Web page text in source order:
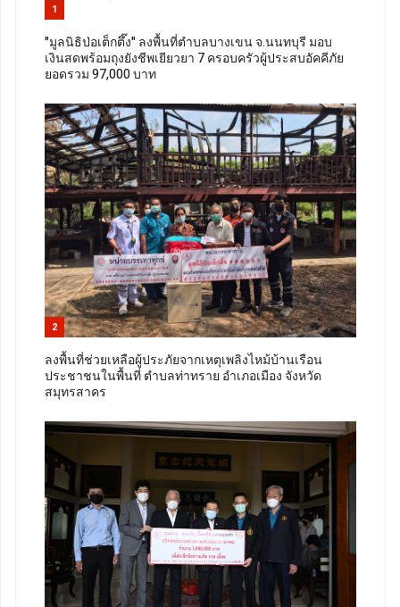
1
"มูลนิธิป่อเต็กตึ๊ง" ลงพื้นที่ตำบลบางเขน จ.นนทบุรี มอบ
เงินสดพร้อมถุงยังชีพเยียวยา 7 ครอบครัวผู้ประสบอัคคีภัย
ยอดรวม 97,000 บาท
2
ลงพื้นที่ช่วยเหลือผู้ประภัยจากเหตุเพลิงไหม้บ้านเรือน
ประชาชนในพื้นที่ ตำบลท่าทราย อำเภอเมือง จังหวัด
สมุทรสาคร